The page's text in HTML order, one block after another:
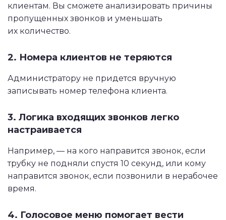
клиентам. Вы сможете анализировать причины
пропущенных звонков и уменьшать
их количество.
2. Номера клиентов не теряются
Администратору не придется вручную
записывать номер телефона клиента.
3. Логика входящих звонков легко
настраивается
Например, — на кого направится звонок, если
трубку не подняли спустя 10 секунд, или кому
направится звонок, если позвонили в нерабочее
время.
4. Голосовое меню помогает вести